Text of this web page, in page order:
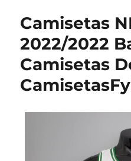
Camisetas
2022/2022
Camisetas